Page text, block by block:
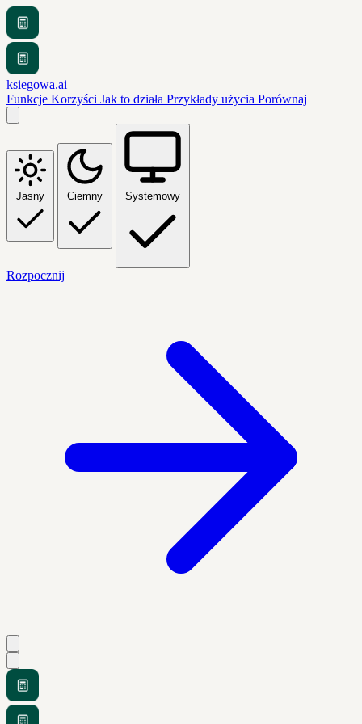
ksiegowa.ai
Funkcje Korzyści Jak to działa Przykłady użycia Porównaj
Jasny Ciemny Systemowy
Rozpocznij